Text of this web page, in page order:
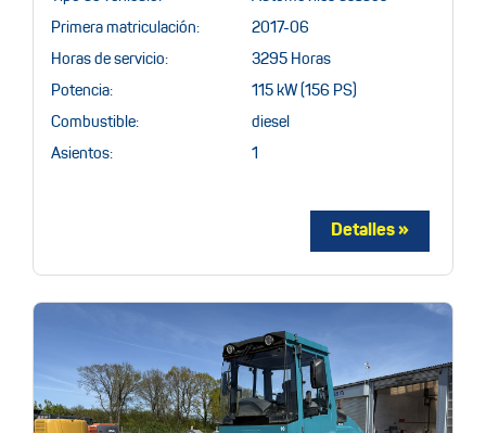
Primera matriculación: 2017-06
Horas de servicio: 3295 Horas
Potencia: 115 kW (156 PS)
Combustible: diesel
Asientos: 1